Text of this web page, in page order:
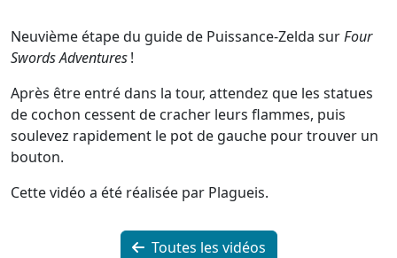
Neuvième étape du guide de Puissance-Zelda surFour
Swords Adventures!
Après être entré dans la tour, attendez que les statues
de cochon cessent de cracher leurs flammes, puis
soulevez rapidement le pot de gauche pour trouver un
bouton.
Cette vidéo a été réalisée par Plagueis.
Toutes les vidéos